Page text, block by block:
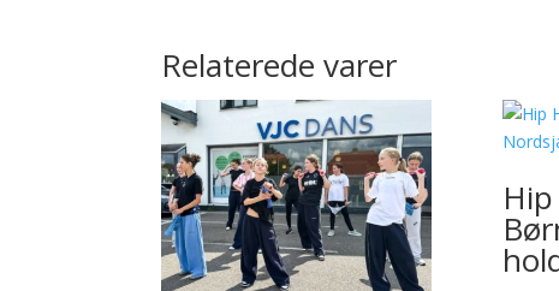
Relaterede varer